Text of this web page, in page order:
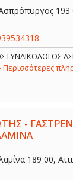
193
ΓΥΝΑΙΚΟΛΟΓΟΣ
Περισσότερες
-
189 00,